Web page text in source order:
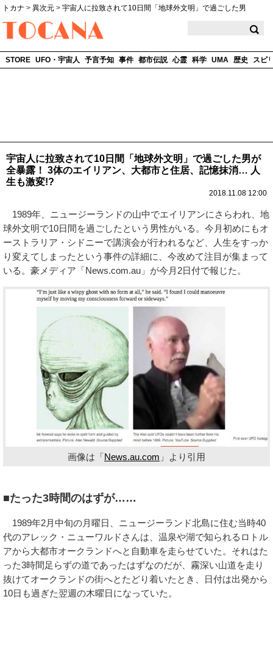
トカナ > 異次元 > 宇宙人に拉致されて10日間「地球外文明」で過ごした男
STORE UFO・宇宙人 予言予知 事件 都市伝説 心霊 科学 UMA 歴史 スピ
宇宙人に拉致されて10日間「地球外文明」で過ごした男が
全暴露！ 3体のエイリアン、大都市と住居、記憶抹消… 人
生も激変!?
2018.11.08 12:00
1989年、ニュージーランドの山中でエイリアンにさらわれ、地
球外文明で10日間を過ごしたという男性がいる。今月初めにもオ
ーストラリア・シドニーで講演会が行われるなど、人生をすっか
り変えてしまったという事件の詳細に、今改めて注目が集まって
いる。豪メディア「News.com.au」が今月2日付で報じた。
画像は「News.au.com 」より引用
■たった3時間のはずが……
1989年2月中旬の月曜日、ニュージーランド北島に住む当時40
代のアレック・ニューワルドさんは、温泉や湖で知られるロトル
アから大都市オークランドへと自動車を走らせていた。それはた
った3時間足らずの道であったはずなのだが、霧深い山道を走り
抜けてオークランドの街へとたどり着いたとき、日付は出発から
10日も過ぎた翌週の木曜日になっていた。